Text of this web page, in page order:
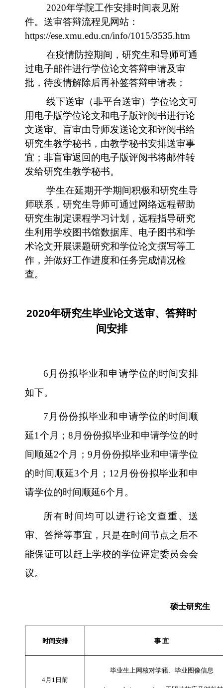
2020年学院工作安排时间表见附
件。送审答辩流程见网站：
https://ese.xmu.edu.cn/info/1015/3535.htm
在疫情防控期间，研究生和导师可通
过电子邮件进行学位论文答辩申请及审
批，待疫情解除后再补签答辩申请表；
线下送审（非平台送审）学位论文可
用电子版学位论文和电子版评阅书进行论
文送审。盲审由导师发送论文和评阅书给
研究生教学秘书，由教学秘书安排送审事
宜；非盲审返回的电子版评阅书将邮件转
发给研究生教学秘书。
学生在延期开学期间积极和研究生导
师联系，研究生导师可通过网络远程帮助
研究生制定课程学习计划，远程指导研究
生利用学校图书馆数据库、电子图书和学
术论文开展课题研究和学位论文撰写等工
作，并做好工作进度和任务完成情况检
查。
2020年研究生毕业论文送审、答辩时
间安排
6 月份拟毕业和申请学位的时间安排
如下。
7 月份份拟毕业和申请学位的时间顺
延1 个月；8 月份份拟毕业和申请学位的时
间顺延2个月； 9 月份份拟毕业和申请学位
的时间顺延3个月； 12 月份份拟毕业和申
请学位的时间顺延6个月。
所有时间均可以进行论文查重、送
审、答辩等事宜，只是在时间节点之后不
能保证可以赶上学校的学位评定委员会会
议。
硕士研究生
时间安排 事 宜
4 月 1 日前
毕业生上网核对学籍、毕业图像信息